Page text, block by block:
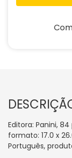
Editora: Panini,
formato: 17.0 x
Português,